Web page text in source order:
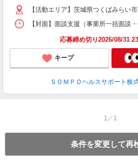
【活動エリア】茨城県つくばみらい
【対面】面談支援（事業所一括面
応募締め切り2026/08/31
キープ
ＳＯＭＰＯヘルスサポート株
1／1
条件を変更して再